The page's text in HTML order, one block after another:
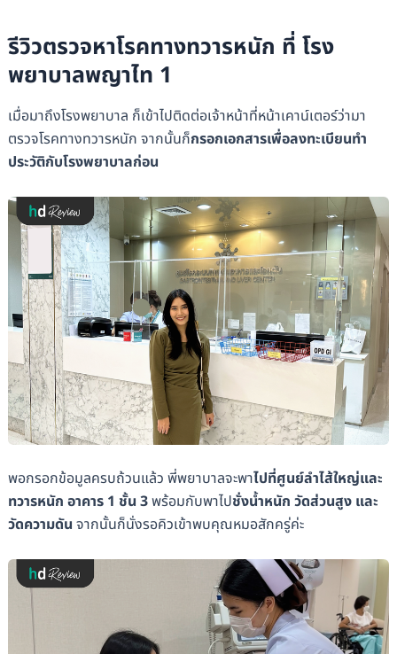
รีวิวตรวจหาโรคทางทวารหนัก ที่ โรง
พยาบาลพญาไท 1
เมื่อมาถึงโรงพยาบาล ก็เข้าไปติดต่อเจ้าหน้าที่หน้าเคาน์เตอร์ว่ามา
ตรวจโรคทางทวารหนัก จากนั้นก็กรอกเอกสารเพื่อลงทะเบียนทำ
ประวัติกับโรงพยาบาลก่อน
พอกรอกข้อมูลครบถ้วนแล้ว พี่พยาบาลจะพาไปที่ศูนย์ลำไส้ใหญ่และ
ทวารหนัก อาคาร 1 ชั้น 3พร้อมกับพาไปชั่งน้ำหนัก วัดส่วนสูง และ
วัดความดัน จากนั้นก็นั่งรอคิวเข้าพบคุณหมอสักครู่ค่ะ